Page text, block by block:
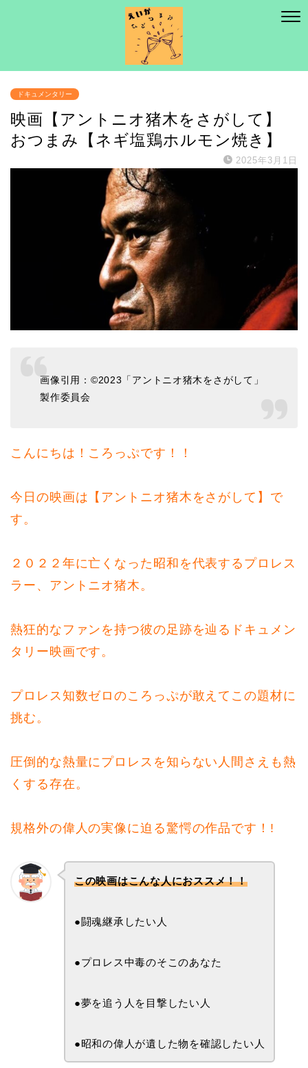
ドキュメンタリー
映画【アントニオ猪木をさがして】
おつまみ【ネギ塩鶏ホルモン焼き】
2025年3月1日
画像引用：©2023「アントニオ猪木をさがして」
製作委員会
こんにちは！ころっぷです！！
今日の映画は【アントニオ猪木をさがして】で
す。
２０２２年に亡くなった昭和を代表するプロレス
ラー、アントニオ猪木。
熱狂的なファンを持つ彼の足跡を辿るドキュメン
タリー映画です。
プロレス知数ゼロのころっぷが敢えてこの題材に
挑む。
圧倒的な熱量にプロレスを知らない人間さえも熱
くする存在。
規格外の偉人の実像に迫る驚愕の作品です！!
この映画はこんな人におススメ！！
●闘魂継承したい人
●プロレス中毒のそこのあなた
●夢を追う人を目撃したい人
●昭和の偉人が遺した物を確認したい人